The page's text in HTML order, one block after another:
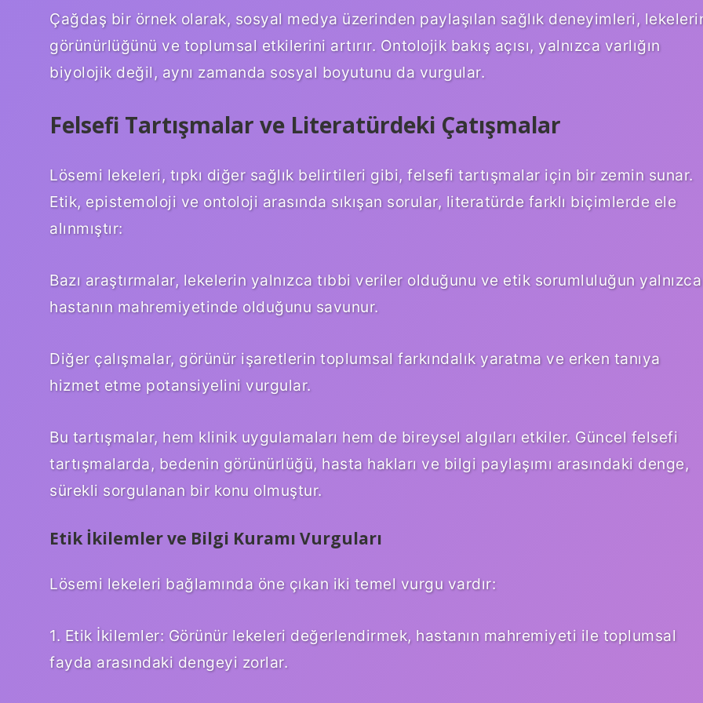
Çağdaş bir örnek olarak, sosyal medya üzerinden paylaşılan sağlık deneyimleri,
görünürlüğünü ve toplumsal etkilerini artırır. Ontolojik bakış açısı, yalnızca varlığın
biyolojik değil, aynı zamanda sosyal boyutunu da vurgular.
Felsefi Tartışmalar ve Literatürdeki Çatışmalar
Lösemi lekeleri, tıpkı diğer sağlık belirtileri gibi, felsefi tartışmalar için bir zemin sunar.
Etik, epistemoloji ve ontoloji arasında sıkışan sorular, literatürde farklı biçimlerde ele
alınmıştır:
Bazı araştırmalar, lekelerin yalnızca tıbbi veriler olduğunu ve etik sorumluluğun yalnızca
hastanın mahremiyetinde olduğunu savunur.
Diğer çalışmalar, görünür işaretlerin toplumsal farkındalık yaratma ve erken tanıya
hizmet etme potansiyelini vurgular.
Bu tartışmalar, hem klinik uygulamaları hem de bireysel algıları etkiler. Güncel felsefi
tartışmalarda, bedenin görünürlüğü, hasta hakları ve bilgi paylaşımı arasındaki denge,
sürekli sorgulanan bir konu olmuştur.
Etik İkilemler ve Bilgi Kuramı Vurguları
Lösemi lekeleri bağlamında öne çıkan iki temel vurgu vardır:
1. Etik İkilemler: Görünür lekeleri değerlendirmek, hastanın mahremiyeti ile toplumsal
fayda arasındaki dengeyi zorlar.